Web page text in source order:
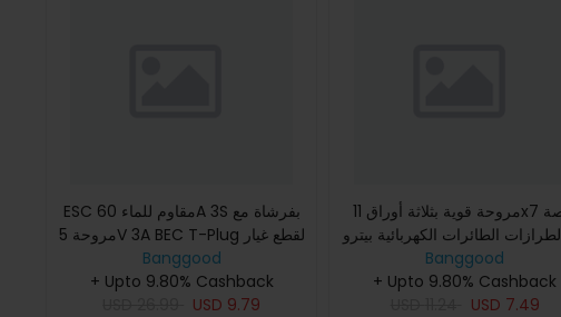
ESC مقاوم للماء 60A 3S بفرشاة مع
مروحة 5V 3A BEC T-Plug لقطع غيار
Banggood
+ Upto 9.80% Cashback
USD 9.79
مروحة قوية بثلاثة أوراق 11x7 بوصة
لطرازات الطائرات الكهربائية بيترو RC
من طراز QTmodel
Banggood
+ Upto 9.80% Cashback
USD 7.49